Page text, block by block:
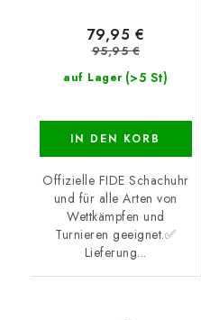
auf Lager (>5 St)
79,95 €
95,95 €
IN DEN KORB
Offizielle FIDE Schachuhr
und für alle Arten von
Wettkämpfen und
Turnieren geeignet.✅
Lieferung...